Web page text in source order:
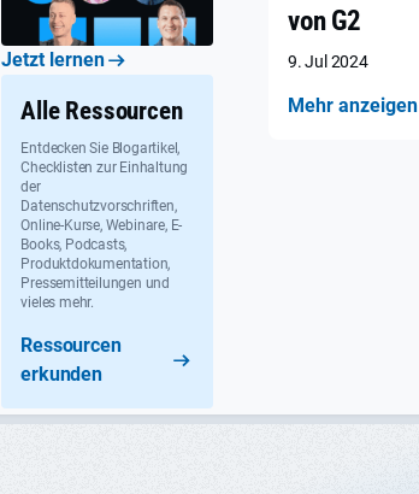
Jetzt lernen
Alle Ressourcen
Entdecken Sie Blogartikel,
Checklisten zur Einhaltung
der
Datenschutzvorschriften,
Online-Kurse, Webinare, E-
Books, Podcasts,
Produktdokumentation,
Pressemitteilungen und
vieles mehr.
Ressourcen
erkunden
von G2
9. Jul 2024
Mehr anzeigen